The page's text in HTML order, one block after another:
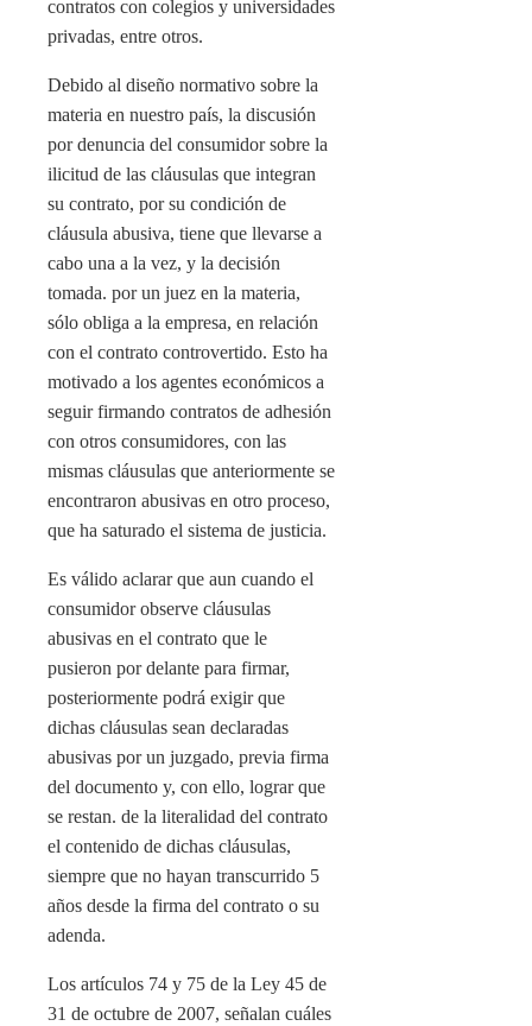
contratos con colegios y universidades
privadas, entre otros.
Debido al diseño normativo sobre la
materia en nuestro país, la discusión
por denuncia del consumidor sobre la
ilicitud de las cláusulas que integran
su contrato, por su condición de
cláusula abusiva, tiene que llevarse a
cabo una a la vez, y la decisión
tomada. por un juez en la materia,
sólo obliga a la empresa, en relación
con el contrato controvertido. Esto ha
motivado a los agentes económicos a
seguir firmando contratos de adhesión
con otros consumidores, con las
mismas cláusulas que anteriormente se
encontraron abusivas en otro proceso,
que ha saturado el sistema de justicia.
Es válido aclarar que aun cuando el
consumidor observe cláusulas
abusivas en el contrato que le
pusieron por delante para firmar,
posteriormente podrá exigir que
dichas cláusulas sean declaradas
abusivas por un juzgado, previa firma
del documento y, con ello, lograr que
se restan. de la literalidad del contrato
el contenido de dichas cláusulas,
siempre que no hayan transcurrido 5
años desde la firma del contrato o su
adenda.
Los artículos 74 y 75 de la Ley 45 de
31 de octubre de 2007, señalan cuáles